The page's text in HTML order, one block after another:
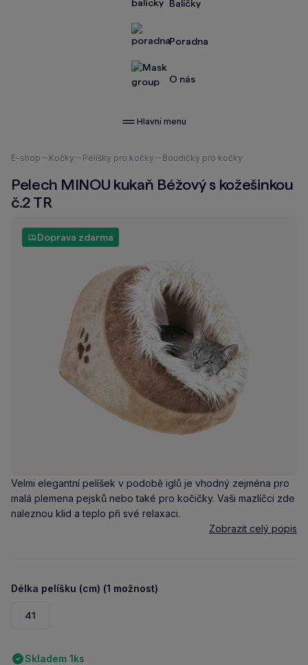
Balíčky
Poradna
O nás
Hlavní menu
Nacházíte
zde:
E-shop Kočky Pelíšky pro kočky Boudičky pro kočky
Pelech MINOU kukaň Béžový s kožešinkou
č.2 TR
Doprava zdarma
Velmi elegantní pelíšek v podobě iglů je vhodný zejména pro
malá plemena pejsků nebo také pro kočičky. Vaši mazlíčci zde
naleznou klid a teplo při své relaxaci.
Zobrazit celý popis
Délka pelíšku (cm) (1 možnost)
41
Skladem 1ks